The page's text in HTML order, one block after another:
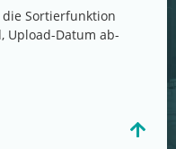
Sortierfunktion
Upload-Datum ab-